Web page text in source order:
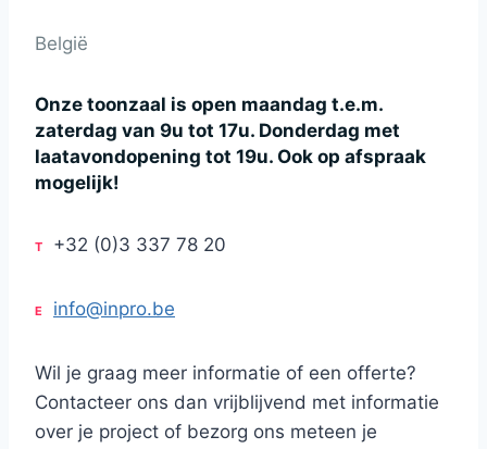
België
Onze toonzaal is open maandag t.e.m.
zaterdag van 9u tot 17u. Donderdag met
laatavondopening tot 19u. Ook op afspraak
mogelijk!
T +32 (0)3 337 78 20
E info@inpro.be
Wil je graag meer informatie of een offerte?
Contacteer ons dan vrijblijvend met informatie
over je project of bezorg ons meteen je